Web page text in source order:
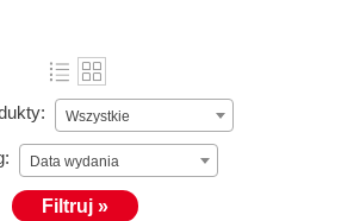
Wszystkie
Data wydania
Filtruj »